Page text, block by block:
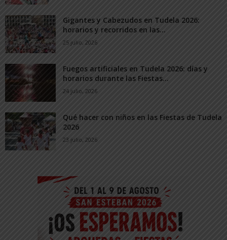
Gigantes y Cabezudos en Tudela 2026:
horarios y recorridos en las...
25 julio, 2026
Fuegos artificiales en Tudela 2026: días y
horarios durante las Fiestas...
24 julio, 2026
Qué hacer con niños en las Fiestas de Tudela
2026
23 julio, 2026